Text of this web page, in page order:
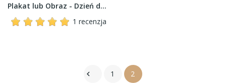
Plakat lub Obraz - Dzień dobry
1 recenzja
 1 2